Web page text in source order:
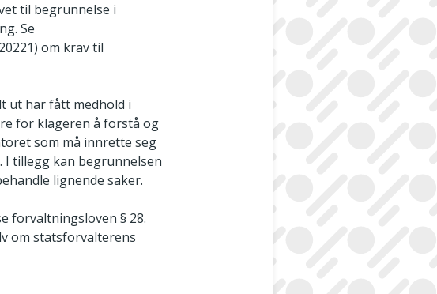
til begrunnelse i
Se
om krav til
ut har fått medhold i
for klageren å forstå og
som må innrette seg
tillegg kan begrunnelsen
lignende saker.
forvaltningsloven § 28.
om statsforvalterens